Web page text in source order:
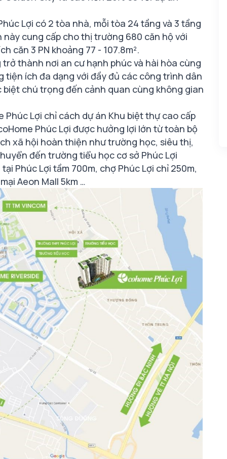
Lợi có 2 tòa nhà, mỗi tòa 24 tầng và 3 tầng
cung cấp cho thị trường 680 căn hộ với
căn 3 PN khoảng 77 - 107.8m².
thành nơi an cư hạnh phúc và hài hòa cùng
tiện ích đa dạng với đầy đủ các công trình dân
chú trọng đến cảnh quan cùng không gian
Phúc Lợi chỉ cách dự án Khu biệt thự cao cấp
Phúc Lợi được hưởng lợi lớn từ toàn bộ
xã hội hoàn thiện như trường học, siêu thị,
đến trường tiểu học cơ sở Phúc Lợi
Phúc Lợi tầm 700m, chợ Phúc Lợi chỉ 250m,
Aeon Mall 5km …